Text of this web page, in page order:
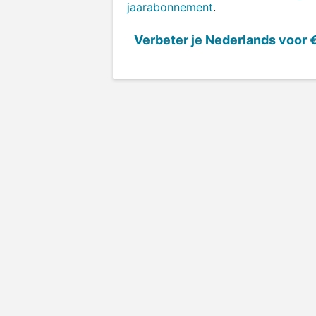
jaarabonnement.
Verbeter je Nederlands voor